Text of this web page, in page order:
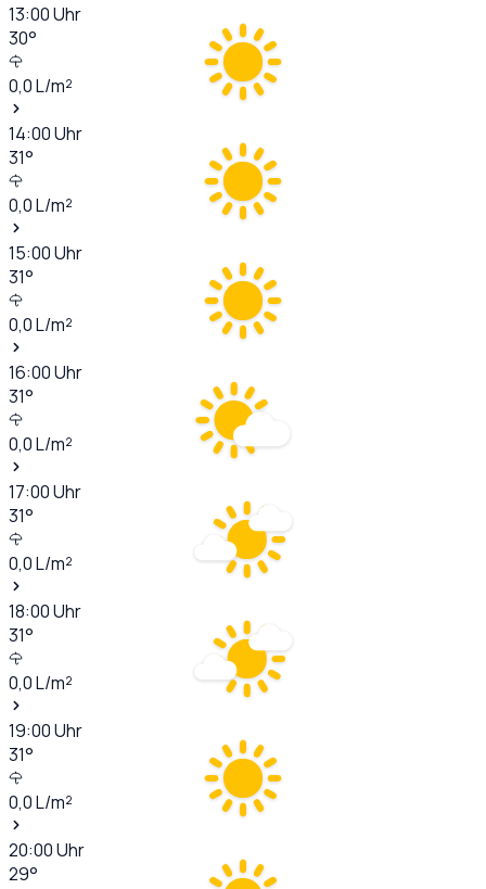
13:00Uhr
30°
0,0L/m²
14:00Uhr
31°
0,0L/m²
15:00Uhr
31°
0,0L/m²
16:00Uhr
31°
0,0L/m²
17:00Uhr
31°
0,0L/m²
18:00Uhr
31°
0,0L/m²
19:00Uhr
31°
0,0L/m²
20:00Uhr
29°